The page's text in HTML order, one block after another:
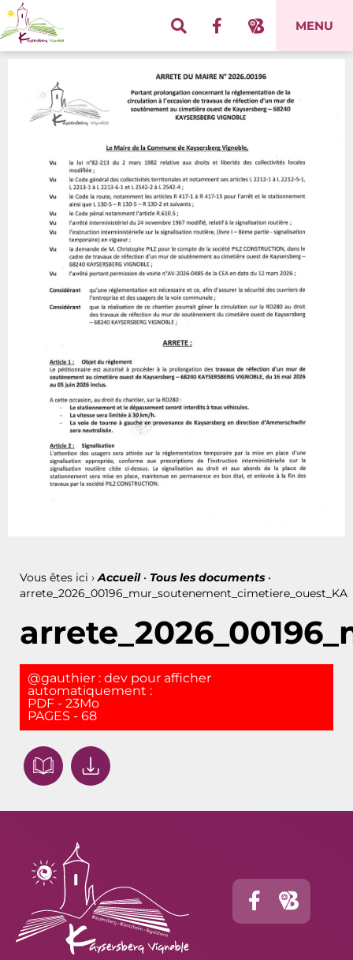
MENU
Vous êtes ici › Accueil• Tous les documents •
arrete_2026_00196_mur_soutenement_cimetiere_ouest_KA
@gauthier : dev pour afficher
automatiquement :
PDF - 23Mo
PAGES - 68
Panneau de gestion des cookies